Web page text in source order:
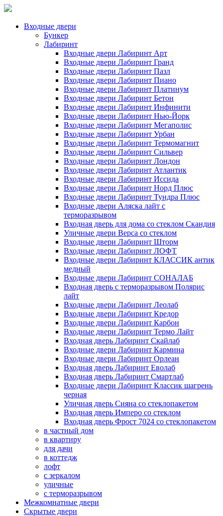
Входные двери
Бункер
Лабиринт
Входные двери Лабиринт Арт
Входные двери Лабиринт Гранд
Входные двери Лабиринт Пазл
Входные двери Лабиринт Пиано
Входные двери Лабиринт Платинум
Входные двери Лабиринт Бетон
Входные двери Лабиринт Инфинити
Входные двери Лабиринт Нью-Йорк
Входные двери Лабиринт Мегаполис
Входные двери Лабиринт Урбан
Входные двери Лабиринт Термомагнит
Входные двери Лабиринт Сильвер
Входные двери Лабиринт Лондон
Входные двери Лабиринт Атлантик
Входные двери Лабиринт Иссида
Входные двери Лабиринт Норд Плюс
Входные двери Лабиринт Тундра Плюс
Входные двери Аляска лайт с
терморазрывом
Входная дверь для дома со стеклом Скандия
Уличные двери Верса со стеклом
Входные двери Лабиринт Шторм
Входные двери Лабиринт ЛОФТ
Входные двери Лабиринт КЛАССИК антик
медный
Входные двери Лабиринт СОНАЛАБ
Входная дверь с терморазрывом Полярис
лайт
Входные двери Лабиринт Леолаб
Входные двери Лабиринт Кредор
Входные двери Лабиринт Карбон
Входные двери Лабиринт Термо Лайт
Входная дверь Лабиринт Скайлаб
Входные двери Лабиринт Кармина
Входные двери Лабиринт Орлеан
Входная дверь Лабиринт Еволаб
Входная дверь Лабиринт Смартлаб
Входные двери Лабиринт Классик шагрень
черная
Уличная дверь Сияна со стеклопакетом
Входная дверь Имперо со стеклом
Входная дверь Фрост 7024 со стеклопакетом
в частный дом
в квартиру
для дачи
в коттедж
лофт
с зеркалом
уличные
с терморазрывом
Межкомнатные двери
Скрытые двери